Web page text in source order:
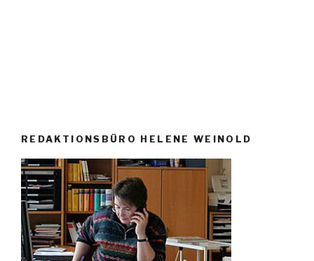
REDAKTIONSBÜRO HELENE WEINOLD